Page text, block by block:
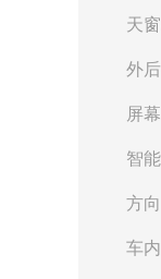
天
外
屏
智
方
车